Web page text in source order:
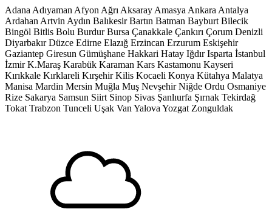
Adana Adıyaman Afyon Ağrı Aksaray Amasya Ankara Antalya
Ardahan Artvin Aydın Balıkesir Bartın Batman Bayburt Bilecik
Bingöl Bitlis Bolu Burdur Bursa Çanakkale Çankırı Çorum Denizli
Diyarbakır Düzce Edirne Elazığ Erzincan Erzurum Eskişehir
Gaziantep Giresun Gümüşhane Hakkari Hatay Iğdır Isparta İstanbul
İzmir K.Maraş Karabük Karaman Kars Kastamonu Kayseri
Kırıkkale Kırklareli Kırşehir Kilis Kocaeli Konya Kütahya Malatya
Manisa Mardin Mersin Muğla Muş Nevşehir Niğde Ordu Osmaniye
Rize Sakarya Samsun Siirt Sinop Sivas Şanlıurfa Şırnak Tekirdağ
Tokat Trabzon Tunceli Uşak Van Yalova Yozgat Zonguldak